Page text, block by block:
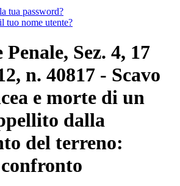
tua password?
tuo nome utente?
Penale, Sez. 4, 17
n. 40817 - Scavo
e morte di un
dalla
del terreno:
confronto